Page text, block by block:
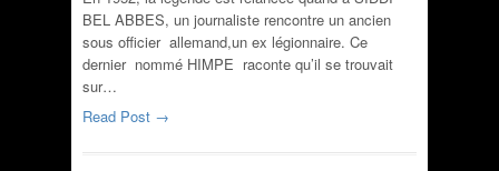
BEL ABBES, un journaliste rencontre un ancien
sous officier allemand,un ex légionnaire. Ce
dernier nommé HIMPE raconte qu’il se trouvait
sur…
Read Post →